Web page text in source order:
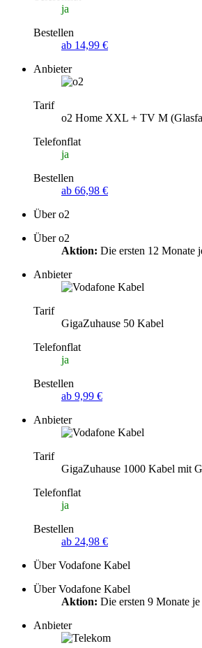
ja
Bestellen
ab 14,99 €
Anbieter
Tarif
o2 Home XXL + TV M
Telefonflat
ja
Bestellen
ab 66,98 €
Über o2
Über o2
Aktion: Die ersten 12 Monate
Anbieter
Tarif
GigaZuhause 50 Kabel
Telefonflat
ja
Bestellen
ab 9,99 €
Anbieter
Tarif
GigaZuhause 1000 Kabel mit
Telefonflat
ja
Bestellen
ab 24,98 €
Über Vodafone Kabel
Über Vodafone Kabel
Aktion: Die ersten 9 Monate
Anbieter